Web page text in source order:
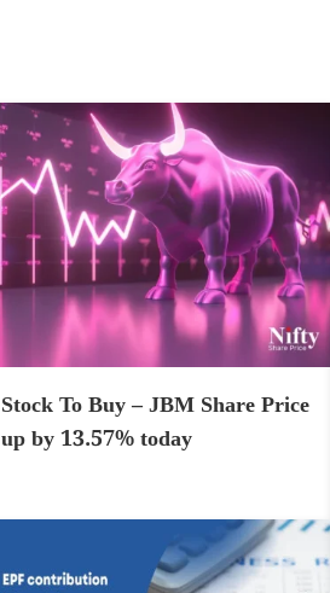
Stock To Buy – JBM Share Price
up by 13.57% today